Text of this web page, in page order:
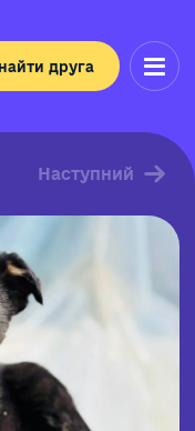
друга
Наступний